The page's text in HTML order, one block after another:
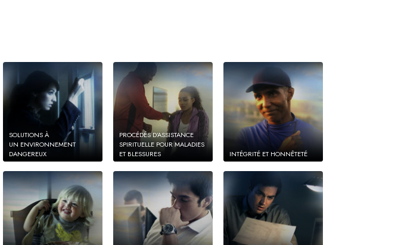
SOLUTIONS À
UN ENVIRONNEMENT
DANGEREUX
PROCÉDÉS D’ASSISTANCE
SPIRITUELLE POUR MALADIES
ET BLESSURES
INTÉGRITÉ ET HONNÊTETÉ